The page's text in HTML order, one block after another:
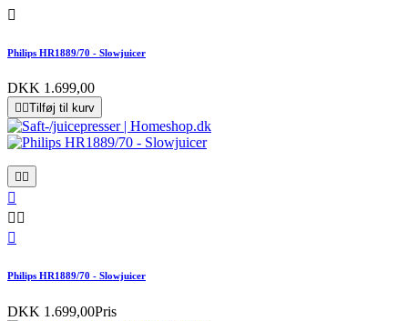

Philips HR1889/70 - Slowjuicer
DKK 1.699,00
 Tilføj til kurv
 

 

Philips HR1889/70 - Slowjuicer
DKK 1.699,00Pris